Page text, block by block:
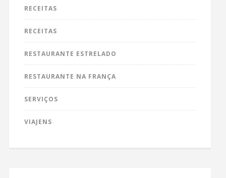
RECEITAS
RECEITAS
RESTAURANTE ESTRELADO
RESTAURANTE NA FRANÇA
SERVIÇOS
VIAJENS